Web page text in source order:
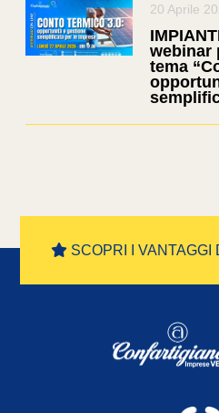
20 Aprile
webinar
tema
SCOPRI I VANTAGGI